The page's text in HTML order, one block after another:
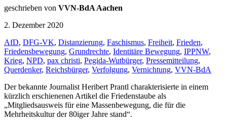
geschrieben von VVN-BdA Aachen
2. Dezember 2020
AfD, DFG-VK, Distanzierung, Faschismus, Freiheit, Frieden,
Friedensbewegung, Grundrechte, Identitäre Bewegung, IPPNW,
Krieg, NPD, pax christi, Pegida-Wutbürger, Pressemitteilung,
Querdenker, Reichsbürger, Verfolgung, Vernichtung, VVN-BdA
Der bekannte Journalist Heribert Prantl charakterisierte in einem
kürzlich erschienenen Artikel die Friedenstaube als
„Mitgliedsausweis für eine Massenbewegung, die für die
Mehrheitskultur der 80iger Jahre stand“.